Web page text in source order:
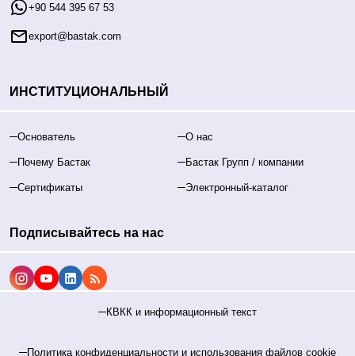
+90 544 395 67 53
export@bastak.com
ИНСТИТУЦИОНАЛЬНЫЙ
Основатель О нас
Почему Бастак Бастак Групп / компании
Сертификаты Электронный-каталог
Подписывайтесь на нас
КВКК и информационный текст
Политика конфиденциальности и использования файлов cookie